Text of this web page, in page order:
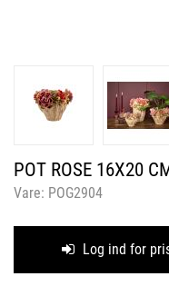
POT ROSE 16X20
Vare: POG2904
Log ind for